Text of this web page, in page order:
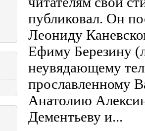
публиковал. Он
Леониду
Ефиму Березину
неувядающему
прославленному
Анатолию
Дементьеву и...